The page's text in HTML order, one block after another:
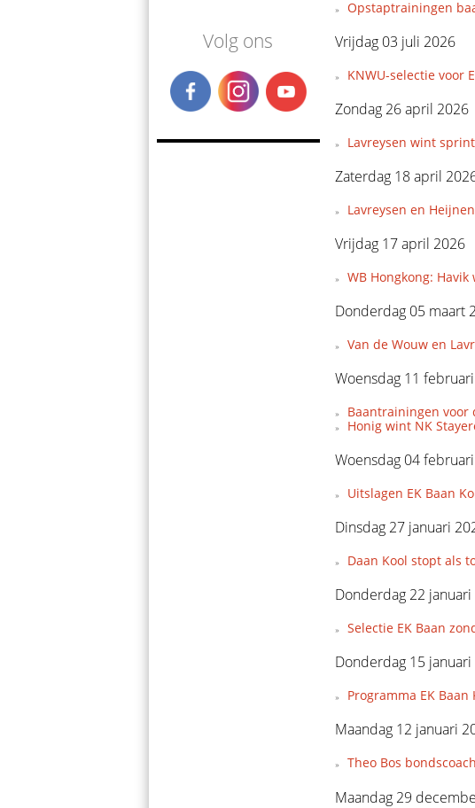
Volg ons
Opstaptrainingen
Vrijdag 03 juli 2026
KNWU-selectie voor
Zondag 26 april 2026
Lavreysen wint
Zaterdag 18 april
Lavreysen en
Vrijdag 17 april 2026
WB Hongkong:
Donderdag 05 maart
Van de Wouw en
Woensdag 11
Baantrainingen voor
Honig wint NK
Woensdag 04
Uitslagen EK Baan
Dinsdag 27 januari
Daan Kool stopt als
Donderdag 22
Selectie EK Baan
Donderdag 15
Programma EK
Maandag 12 januari
Theo Bos
Maandag 29